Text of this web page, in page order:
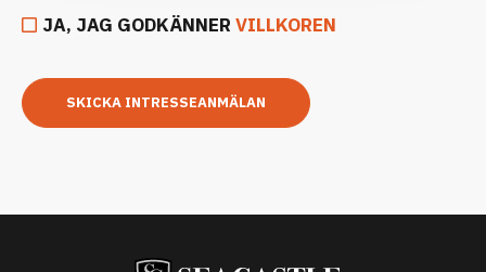
JA, JAG GODKÄNNER VILLKOREN
SKICKA INTRESSEANMÄLAN